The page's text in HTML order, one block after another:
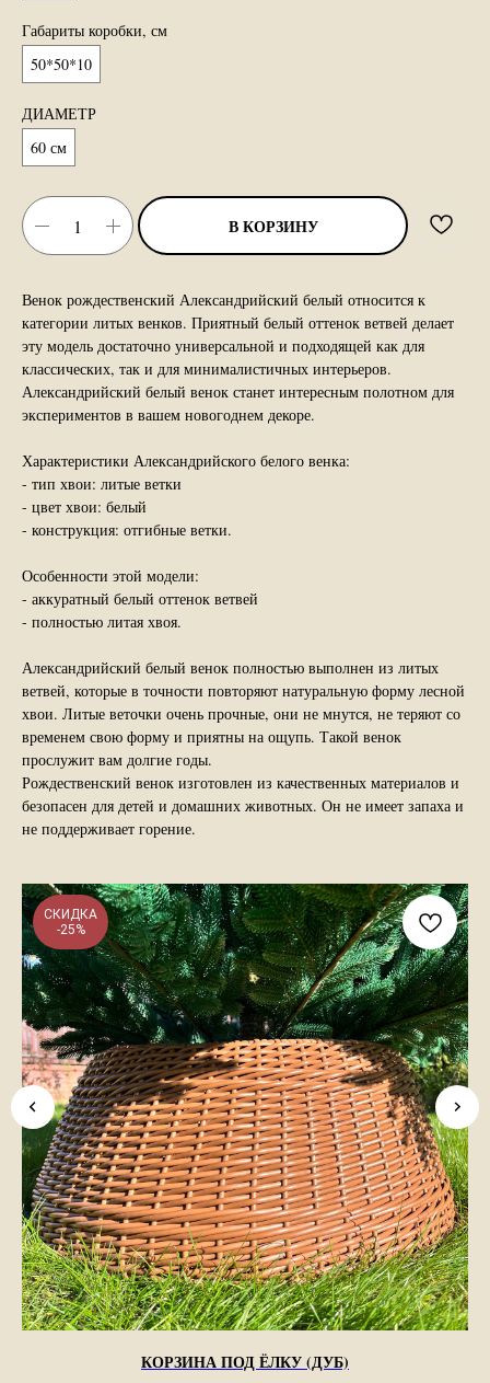
Габариты коробки, см
50*50*10
ДИАМЕТР
60 см
В КОРЗИНУ
Венок рождественский Александрийский белый относится к
категории литых венков. Приятный белый оттенок ветвей делает
эту модель достаточно универсальной и подходящей как для
классических, так и для минималистичных интерьеров.
Александрийский белый венок станет интересным полотном для
экспериментов в вашем новогоднем декоре.
Характеристики Александрийского белого венка:
- тип хвои: литые ветки
- цвет хвои: белый
- конструкция: отгибные ветки.
Особенности этой модели:
- аккуратный белый оттенок ветвей
- полностью литая хвоя.
Александрийский белый венок полностью выполнен из литых
ветвей, которые в точности повторяют натуральную форму лесной
хвои. Литые веточки очень прочные, они не мнутся, не теряют со
временем свою форму и приятны на ощупь. Такой венок
прослужит вам долгие годы.
Рождественский венок изготовлен из качественных материалов и
безопасен для детей и домашних животных. Он не имеет запаха и
не поддерживает горение.
СКИДКА
-25%
КОРЗИНА ПОД ЁЛКУ (ДУБ)